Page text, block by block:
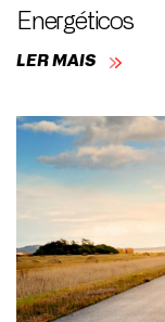
Energéticos
LER MAIS